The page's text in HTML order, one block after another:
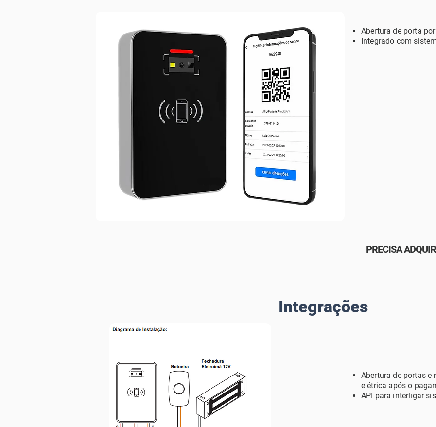
Abertura de porta
Integrado com
PRECISA
Integrações
Abertura deportas e
elétrica após o
API para interligar